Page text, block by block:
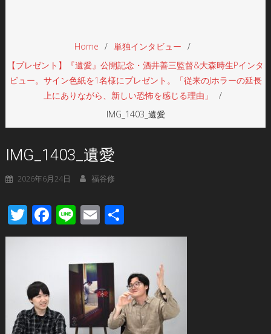
Home
単独インタビュー
【プレゼント】『遺愛』公開記念・酒井善三監督&大森時生Pインタ
ビュー。サイン色紙を1名様にプレゼント。「従来のJホラーの延長
上にありながら、新しい恐怖を感じる理由」
IMG_1403_遺愛
IMG_1403_遺愛
2026年6月24日 福谷修
Twitter
Facebook
LineEmail
有